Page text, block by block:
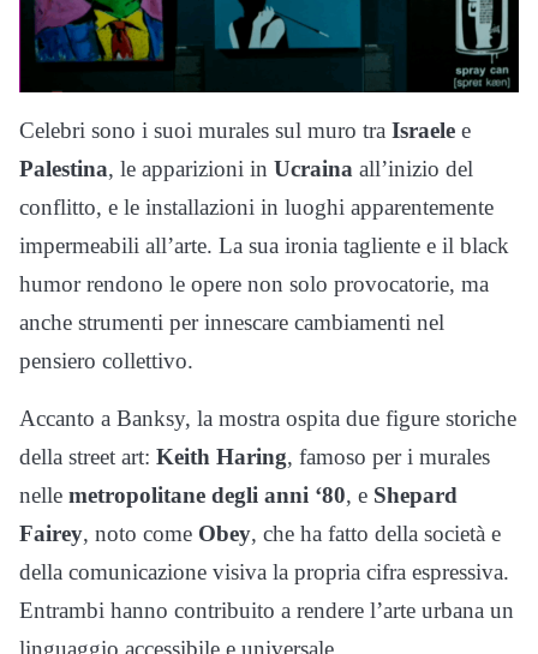
Celebri sono i suoi murales sul muro tra Israele e
Palestina, le apparizioni in Ucraina all’inizio del
conflitto, e le installazioni in luoghi apparentemente
impermeabili all’arte. La sua ironia tagliente e il black
humor rendono le opere non solo provocatorie, ma
anche strumenti per innescare cambiamenti nel
pensiero collettivo.
Accanto a Banksy, la mostra ospita due figure storiche
della street art: Keith Haring, famoso per i murales
nelle metropolitane degli anni ‘80, e Shepard
Fairey, noto come Obey, che ha fatto della società e
della comunicazione visiva la propria cifra espressiva.
Entrambi hanno contribuito a rendere l’arte urbana un
linguaggio accessibile e universale.